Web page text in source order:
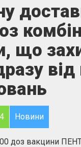
що
від
Новини
доз вакцини